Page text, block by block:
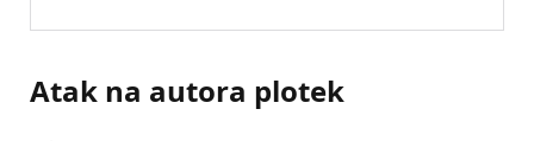
Atak na autora plotek